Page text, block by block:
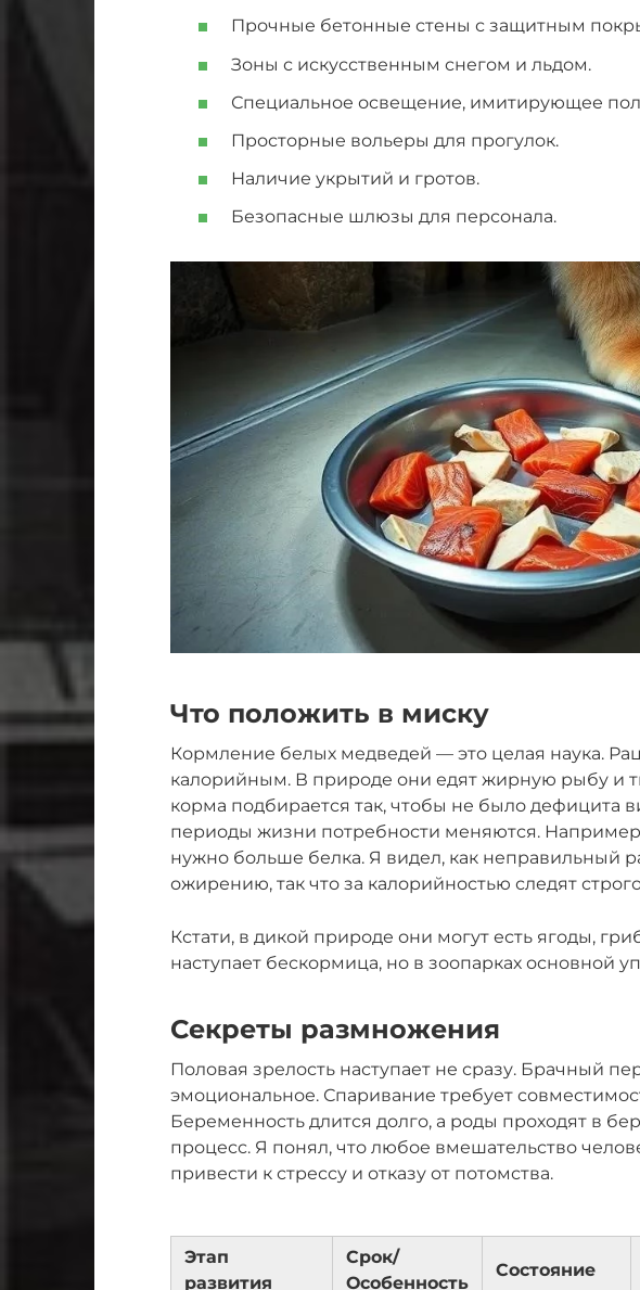
Прочные бетонные стены с защитным
Зоны с искусственным снегом и льдом.
Специальное освещение, имитирующее
Просторные вольеры для прогулок.
Наличие укрытий и гротов.
Безопасные шлюзы для персонала.
Что положить в миску
Кормление белых медведей — это целая наука.
калорийным. В природе они едят жирную рыбу и
корма подбирается так, чтобы не было дефицита
периоды жизни потребности меняются.
нужно больше белка. Я видел, как неправильный
ожирению, так что за калорийностью следят
Кстати, в дикой природе они могут есть ягоды,
наступает бескормица, но в зоопарках основной
Секреты размножения
Половая зрелость наступает не сразу. Брачный
эмоциональное. Спаривание требует
Беременность длится долго, а роды проходят в
процесс. Я понял, что любое вмешательство
привести к стрессу и отказу от потомства.
Этап
развития
Срок/
Особенность
Состояние